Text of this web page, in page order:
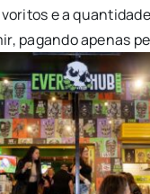
e a
pagando apenas